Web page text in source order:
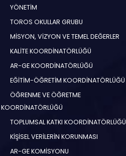
YÖNETİM
TOROS OKULLAR GRUBU
MİSYON, VİZYON VE TEMEL DEĞERLER
KALİTE KOORDİNATÖRLÜĞÜ
AR-GE KOORDİNATÖRLÜĞÜ
EĞİTİM-ÖĞRETİM KOORDİNATÖRLÜĞÜ
ÖĞRENME VE ÖĞRETME
KOORDİNATÖRLÜĞÜ
TOPLUMSAL KATKI KOORDİNATÖRLÜĞÜ
KİŞİSEL VERİLERİN KORUNMASI
AR-GE KOMİSYONU